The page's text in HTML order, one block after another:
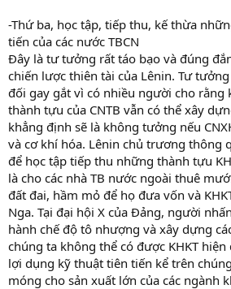
-Thứ ba, học tập, tiếp thu, kế thừa
tiến của các nước TBCN
Đây là tư tưởng rất táo bạo và đúng
chiến lược thiên tài của Lênin. Tư
đối gay gắt vì có nhiều người cho rằng
thành tựu của CNTB vẫn có thể xây
khẳng định sẽ là không tưởng nếu
và cơ khí hóa. Lênin chủ trương thông
để học tập tiếp thu những thành tựu
là cho các nhà TB nước ngoài thuê
đất đai, hầm mỏ để họ đưa vốn và
Nga. Tại đại hội X của Đảng, người
hành chế độ tô nhượng và xây dựng
chúng ta không thể có được KHKT
lợi dụng kỹ thuật tiên tiến kể trên
móng cho sản xuất lớn của các ngành